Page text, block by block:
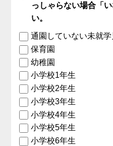
っしゃらない場合「
い。
通園していない未就学
保育園
幼稚園
小学校1年生
小学校2年生
小学校3年生
小学校4年生
小学校5年生
小学校6年生